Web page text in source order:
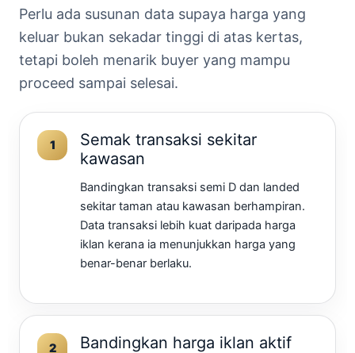
Perlu ada susunan data supaya harga yang
keluar bukan sekadar tinggi di atas kertas,
tetapi boleh menarik buyer yang mampu
proceed sampai selesai.
Semak transaksi sekitar
kawasan
Bandingkan transaksi semi D dan landed
sekitar taman atau kawasan berhampiran.
Data transaksi lebih kuat daripada harga
iklan kerana ia menunjukkan harga yang
benar-benar berlaku.
Bandingkan harga iklan aktif